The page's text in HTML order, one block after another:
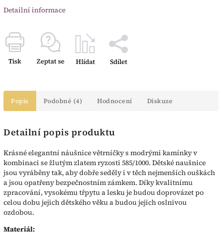
Detailní informace
Tisk Zeptat se Hlídat Sdílet
Popis Podobné (4) Hodnocení Diskuze
Detailní popis produktu
Krásné elegantní náušnice větrníčky s modrými kamínky v
kombinaci se žlutým zlatem ryzosti 585/1000. Dětské naušnice
jsou vyráběny tak, aby dobře seděly i v těch nejmenších ouškách
a jsou opatřeny bezpečnostním zámkem. Díky kvalitnímu
zpracování, vysokému třpytu a lesku je budou doprovázet po
celou dobu jejich dětského věku a budou jejich oslnivou
ozdobou.
Materiál: